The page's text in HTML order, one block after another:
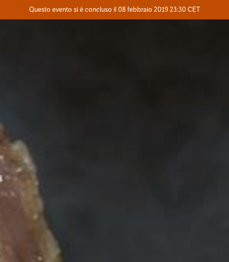
Dove
Questo evento si è concluso il 08 febbraio 2019 23:30 CET